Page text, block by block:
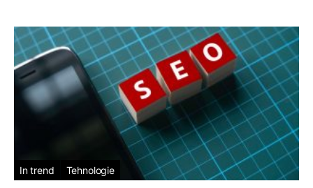
In trend Tehnologie